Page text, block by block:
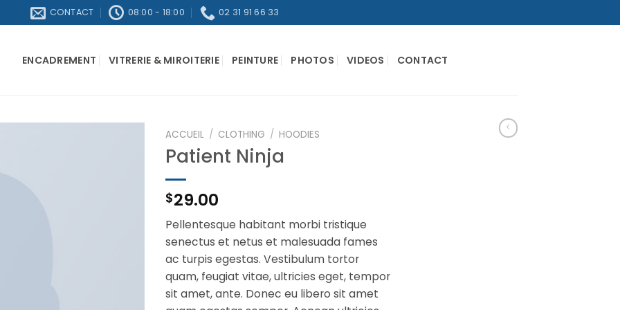
CONTACT 08:00 - 18:00 02 31 91 66 33
ENCADREMENT VITRERIE & MIROITERIE PEINTURE PHOTOS VIDEOS CONTACT
ACCUEIL / CLOTHING / HOODIES
Patient Ninja
$29.00
Pellentesque habitant morbi tristique
senectus et netus et malesuada fames
ac turpis egestas. Vestibulum tortor
quam, feugiat vitae, ultricies eget, tempor
sit amet, ante. Donec eu libero sit amet